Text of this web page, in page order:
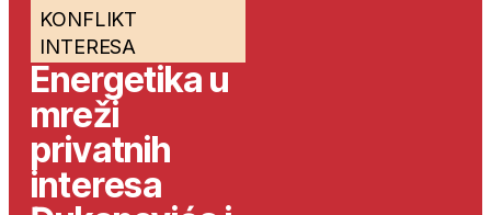
KONFLIKT
INTERESA
Energetika u
mreži
privatnih
interesa